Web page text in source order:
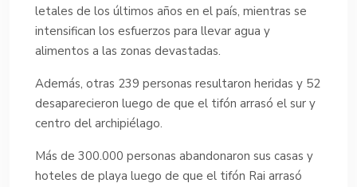
letales de los últimos años en el país, mientras se
intensifican los esfuerzos para llevar agua y
alimentos a las zonas devastadas.
Además, otras 239 personas resultaron heridas y 52
desaparecieron luego de que el tifón arrasó el sur y
centro del archipiélago.
Más de 300.000 personas abandonaron sus casas y
hoteles de playa luego de que el tifón Rai arrasó